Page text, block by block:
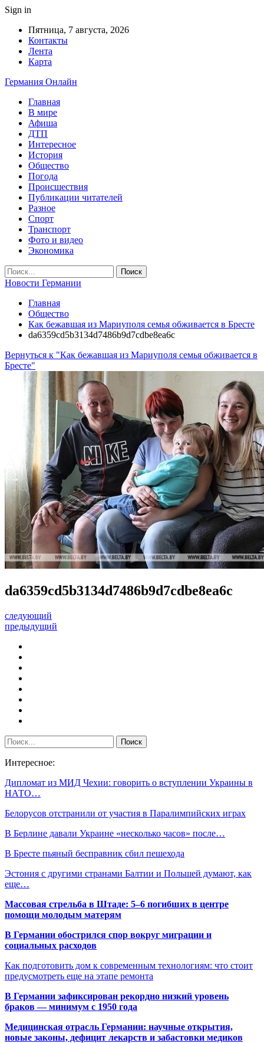
Sign in
Пятница, 7 августа, 2026
Контакты
Лента
Карта
Германия Онлайн
Главная
В мире
Афиша
ДТП
Интересное
История
Общество
Погода
Происшествия
Публикации читателей
Разное
Спорт
Транспорт
Фото и видео
Экономика
Новости Германии
Главная
Общество
Как бежавшая из Мариуполя семья обживается в Бресте
da6359cd5b3134d7486b9d7cdbe8ea6c
Вернуться к "Как бежавшая из Мариуполя семья обживается в
Бресте"
da6359cd5b3134d7486b9d7cdbe8ea6c
следующий
предыдущий
Интересное:
Дипломат из МИД Чехии: говорить о вступлении Украины в
НАТО…
Белорусов отстранили от участия в Паралимпийских играх
В Берлине давали Украине «несколько часов» после…
В Бресте пьяный бесправник сбил пешехода
Эстония с другими странами Балтии и Польшей думают, как
еще…
Массовая стрельба в Штаде: 5–6 погибших в центре
помощи молодым матерям
В Германии обострился спор вокруг миграции и
социальных расходов
Как подготовить дом к современным технологиям: что стоит
предусмотреть еще на этапе ремонта
В Германии зафиксирован рекордно низкий уровень
браков — минимум с 1950 года
Медицинская отрасль Германии: научные открытия,
новые законы, дефицит лекарств и забастовки медиков